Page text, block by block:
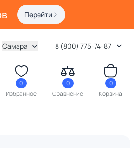
Перейти
Самара 8 (800) 775-74-87
0
Избранное
0
Сравнение
0
Корзина